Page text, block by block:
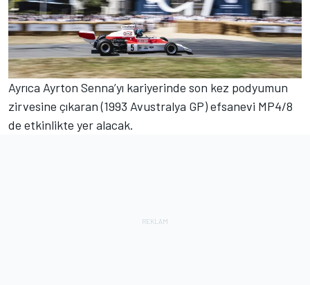
Ayrıca Ayrton Senna’yı kariyerinde son kez podyumun
zirvesine çıkaran (1993 Avustralya GP) efsanevi MP4/8
de etkinlikte yer alacak.